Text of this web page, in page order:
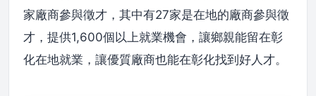
家廠商參與徵才，其中有27家是在地的廠商參與徵
才，提供1,600個以上就業機會，讓鄉親能留在彰
化在地就業，讓優質廠商也能在彰化找到好人才。